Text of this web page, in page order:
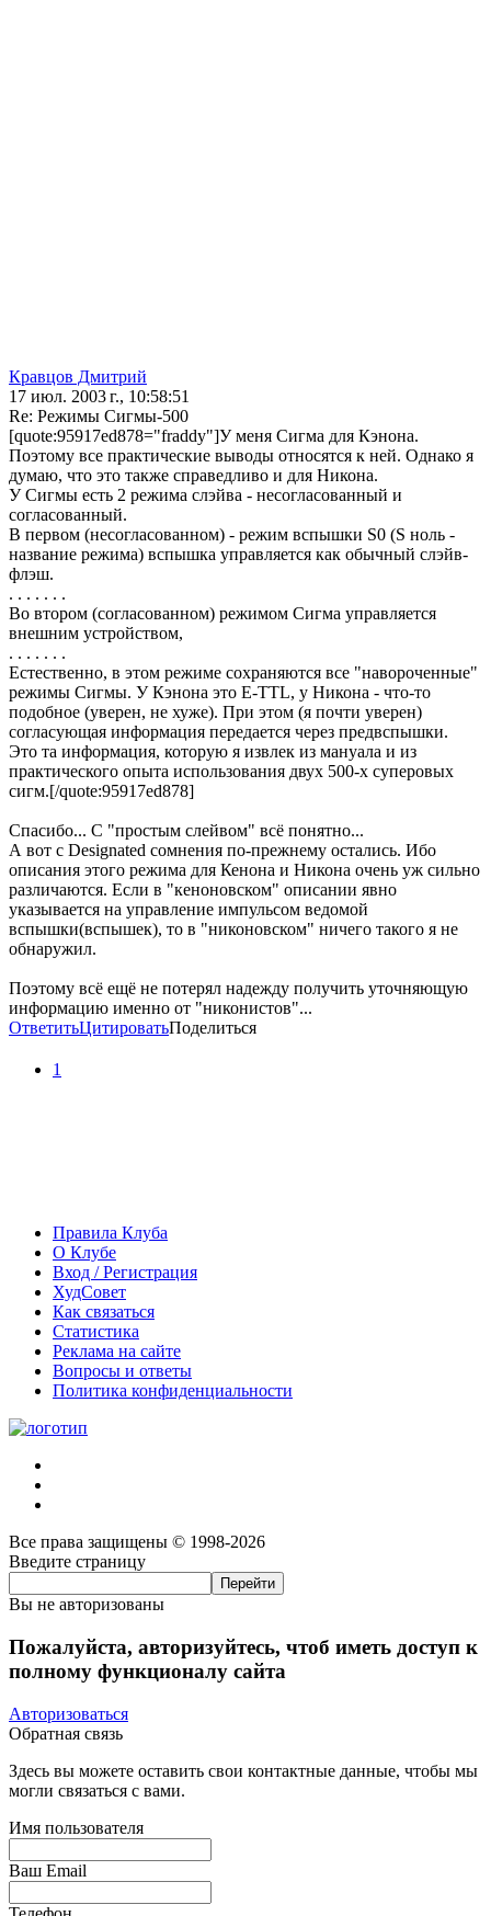
Кравцов Дмитрий
17 июл. 2003 г., 10:58:51
Re: Режимы Сигмы-500
[quote:95917ed878="fraddy"]У меня Сигма для Кэнона.
Поэтому все практические выводы относятся к ней. Однако я
думаю, что это также справедливо и для Никона.
У Сигмы есть 2 режима слэйва - несогласованный и
согласованный.
В первом (несогласованном) - режим вспышки S0 (S ноль -
название режима) вспышка управляется как обычный слэйв-
флэш.
. . . . . . .
Во втором (согласованном) режимом Сигма управляется
внешним устройством,
. . . . . . .
Естественно, в этом режиме сохраняются все "навороченные"
режимы Сигмы. У Кэнона это E-TTL, у Никона - что-то
подобное (уверен, не хуже). При этом (я почти уверен)
согласующая информация передается через предвспышки.
Это та информация, которую я извлек из мануала и из
практического опыта использования двух 500-х суперовых
сигм.[/quote:95917ed878]
Спасибо... С "простым слейвом" всё понятно...
А вот с Designated сомнения по-прежнему остались. Ибо
описания этого режима для Кенона и Никона очень уж сильно
различаются. Если в "кеноновском" описании явно
указывается на управление импульсом ведомой
вспышки(вспышек), то в "никоновском" ничего такого я не
обнаружил.
Поэтому всё ещё не потерял надежду получить уточняющую
информацию именно от "никонистов"...
ОтветитьЦитироватьПоделиться
1
Правила Клуба
О Клубе
Вход / Регистрация
ХудСовет
Как связаться
Статистика
Реклама на сайте
Вопросы и ответы
Политика конфиденциальности
Все права защищены © 1998-2026
Введите страницу
Вы не авторизованы
Пожалуйста, авторизуйтесь, чтоб иметь доступ к
полному функционалу сайта
Авторизоваться
Обратная связь
Здесь вы можете оставить свои контактные данные, чтобы мы
могли связаться с вами.
Имя пользователя
Ваш Email